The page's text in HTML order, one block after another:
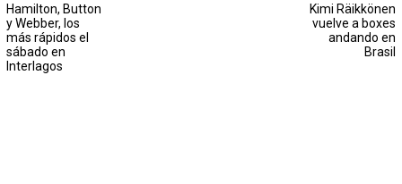
Hamilton, Button
y Webber, los
más rápidos el
sábado en
Interlagos
Kimi Räikkönen
vuelve a boxes
andando en
Brasil